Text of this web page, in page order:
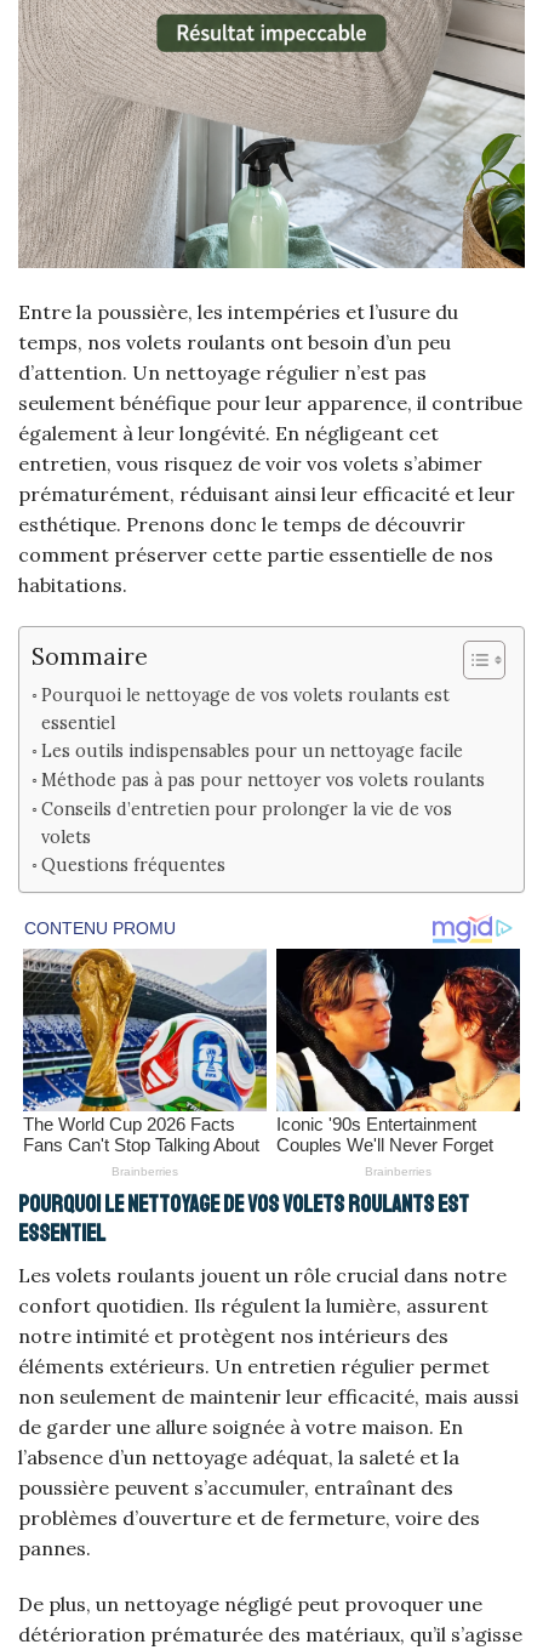
Entre la poussière, les intempéries et l’usure du
temps, nos volets roulants ont besoin d’un peu
d’attention. Un nettoyage régulier n’est pas
seulement bénéfique pour leur apparence, il contribue
également à leur longévité. En négligeant cet
entretien, vous risquez de voir vos volets s’abimer
prématurément, réduisant ainsi leur efficacité et leur
esthétique. Prenons donc le temps de découvrir
comment préserver cette partie essentielle de nos
habitations.
Sommaire
Pourquoi le nettoyage de vos volets roulants est
essentiel
Les outils indispensables pour un nettoyage facile
Méthode pas à pas pour nettoyer vos volets roulants
Conseils d’entretien pour prolonger la vie de vos
volets
Questions fréquentes
Pourquoi le nettoyage de vos volets roulants est
essentiel
Les volets roulants jouent un rôle crucial dans notre
confort quotidien. Ils régulent la lumière, assurent
notre intimité et protègent nos intérieurs des
éléments extérieurs. Un entretien régulier permet
non seulement de maintenir leur efficacité, mais aussi
de garder une allure soignée à votre maison. En
l’absence d’un nettoyage adéquat, la saleté et la
poussière peuvent s’accumuler, entraînant des
problèmes d’ouverture et de fermeture, voire des
pannes.
De plus, un nettoyage négligé peut provoquer une
détérioration prématurée des matériaux, qu’il s’agisse